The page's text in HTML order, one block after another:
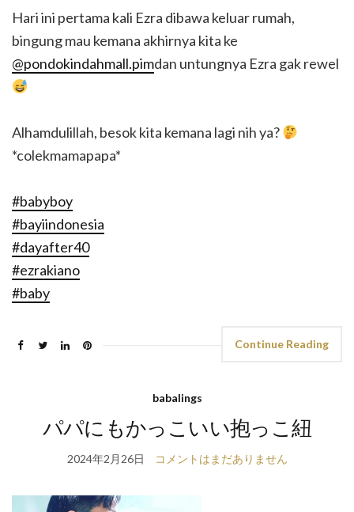
Hari ini pertama kali Ezra dibawa keluar rumah,
bingung mau kemana akhirnya kita ke
@pondokindahmall.pimdan untungnya Ezra gak rewel
Alhamdulillah, besok kita kemana lagi nih ya?
*colekmamapapa*
#babyboy
#bayiindonesia
#dayafter40
#ezrakiano
#baby
Continue Reading
babalings
パパにもかっこいい抱っこ紐
2024年2月26日 コメントはまだありません